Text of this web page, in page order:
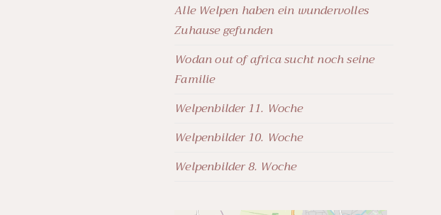
Alle Welpen haben ein wundervolles
Zuhause gefunden
Wodan out of africa sucht noch seine
Familie
Welpenbilder 11. Woche
Welpenbilder 10. Woche
Welpenbilder 8. Woche